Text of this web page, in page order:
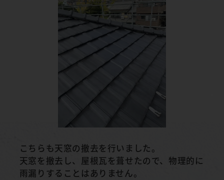
こちらも天窓の撤去を行いました。
天窓を撤去し、屋根瓦を葺せたので、物理的に
雨漏りすることはありません。